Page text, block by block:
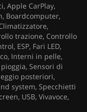
Apple CarPlay,
Boardcomputer,
trazione, Controllo
ESP, Fari LED,
Interni in pelle,
Sensori di
posteriori,
system, Specchietti
USB, Vivavoce,